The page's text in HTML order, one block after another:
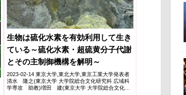
生物は硫化水素を有効利用して生き
ている～硫化水素・超硫黄分子代謝
とその主制御機構を解明～
2023-02-14 東京大学,東北大学,東京工業大学発表者
清水 隆之(東京大学 大学院総合文化研究科 広域科
学専攻 助教)増田 建(東京大学 大学院総合文化